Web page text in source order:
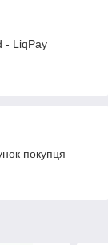
- LiqPay
покупця